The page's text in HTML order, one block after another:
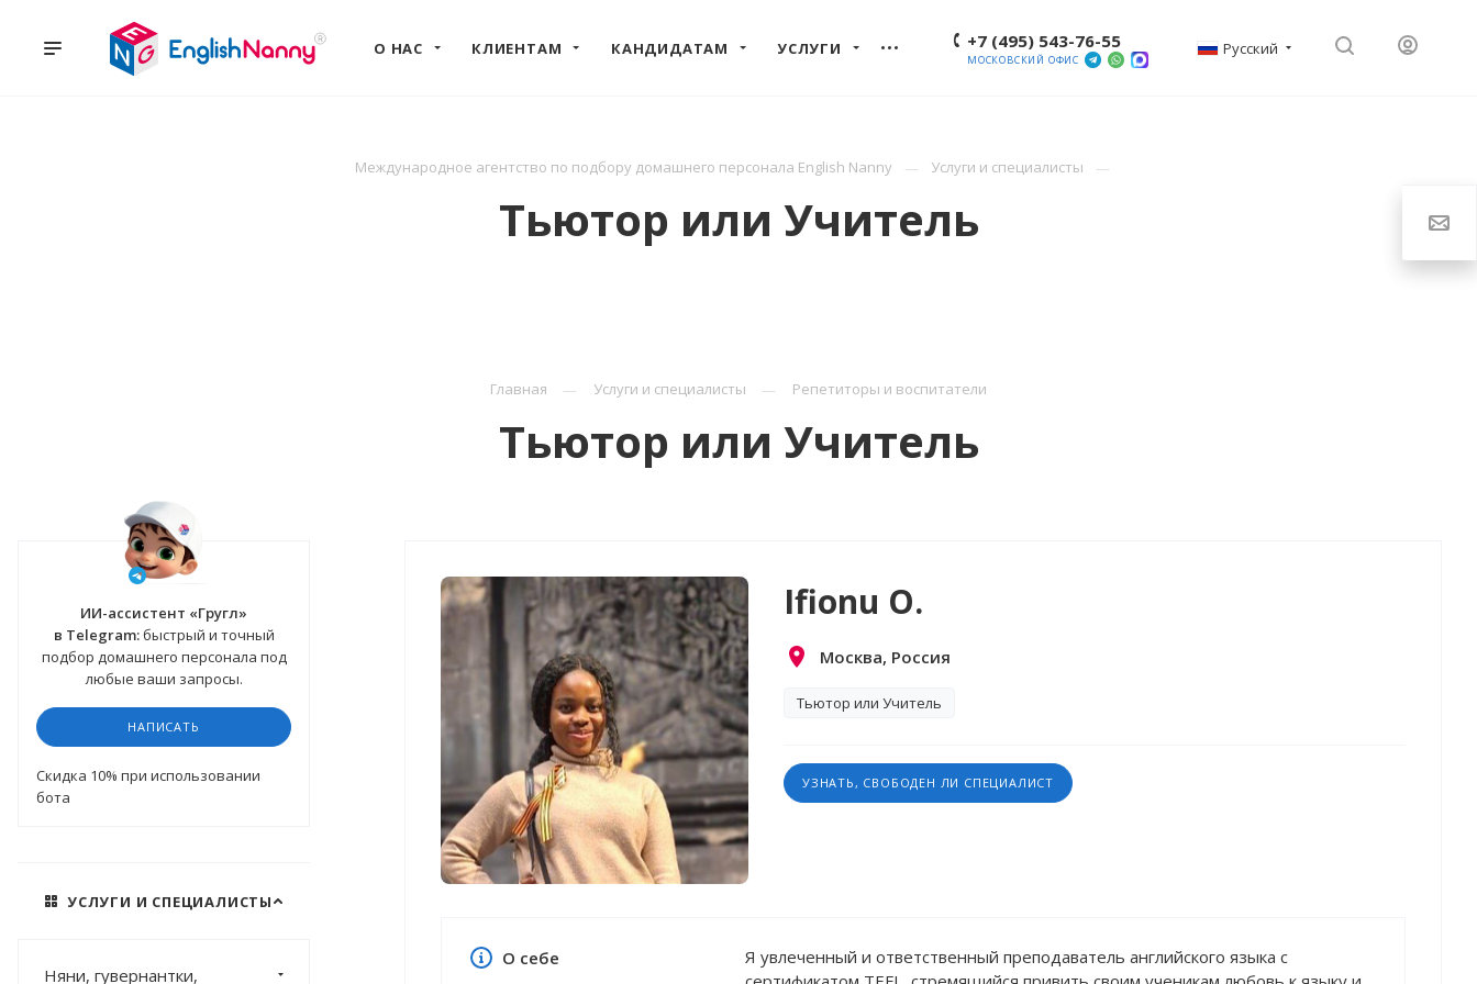
+7 (495) 543-76-55
МОСКОВСКИЙ ОФИС
Русский
О НАС КЛИЕНТАМ КАНДИДАТАМ УСЛУГИ
Международное агентство по подбору домашнего персонала English Nanny Услуги и специалисты
Тьютор или Учитель
Главная Услуги и специалисты Репетиторы и воспитатели
Тьютор или Учитель
ИИ-ассистент «Гругл»
в Telegram:быстрый и точный
подбор домашнего персонала под
любые ваши запросы.
НАПИСАТЬ
Cкидка 10% при использовании
бота
УСЛУГИ И СПЕЦИАЛИСТЫ
Няни, гувернантки,
Ifionu O.
Москва, Россия
Тьютор или Учитель
УЗНАТЬ, СВОБОДЕН ЛИ СПЕЦИАЛИСТ
О себе
Я увлеченный и ответственный преподаватель английского языка с